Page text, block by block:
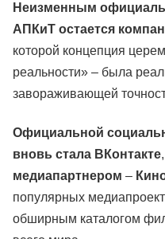
Неизменным
АПКиТ остается
которой концепция
реальности» – была
завораживающей
Официальной
вновь стала ВКонтакте
медиапартнером –
популярных
обширным каталогом